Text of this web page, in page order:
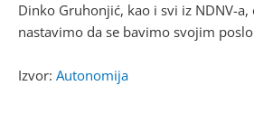
Dinko Gruhonjić, kao i svi iz NDNV-
nastavimo da se bavimo svojim
Izvor: Autonomija